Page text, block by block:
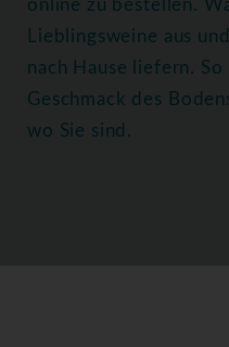
online zu bestellen.
Lieblingsweine aus
nach Hause liefern.
Geschmack des
wo Sie sind.